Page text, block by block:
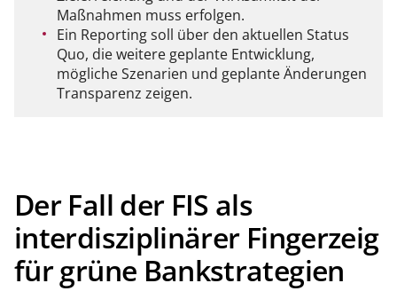
Maßnahmen muss erfolgen.
Ein Reporting soll über den aktuellen Status
Quo, die weitere geplante Entwicklung,
mögliche Szenarien und geplante Änderungen
Transparenz zeigen.
Der Fall der FIS als
interdisziplinärer Fingerzeig
für grüne Bankstrategien